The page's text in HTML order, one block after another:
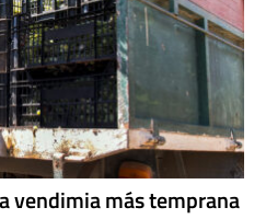
vendimia más temprana